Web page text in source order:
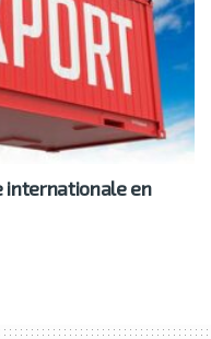
internationale en